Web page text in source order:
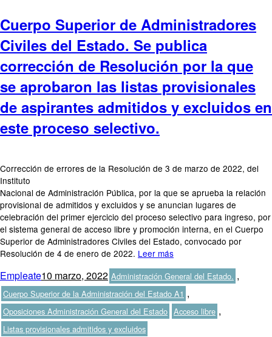
Cuerpo Superior de Administradores
Civiles del Estado. Se publica
corrección de Resolución por la que
se aprobaron las listas provisionales
de aspirantes admitidos y excluidos en
este proceso selectivo.
Corrección de errores de la Resolución de 3 de marzo de 2022, del
Instituto
Nacional de Administración Pública, por la que se aprueba la relación
provisional de admitidos y excluidos y se anuncian lugares de
celebración del primer ejercicio del proceso selectivo para ingreso, por
el sistema general de acceso libre y promoción interna, en el Cuerpo
Superior de Administradores Civiles del Estado, convocado por
Resolución de 4 de enero de 2022. Leer más
Autor
EmpleatePublicado
el
10 marzo, 2022Categorías
Administración General del Estado. ,
Cuerpo Superior de la Administración del Estado A1 ,
Oposiciones Administración General del Estado Etiquetas
Acceso libre ,
Listas provisionales admitidos y excluidos